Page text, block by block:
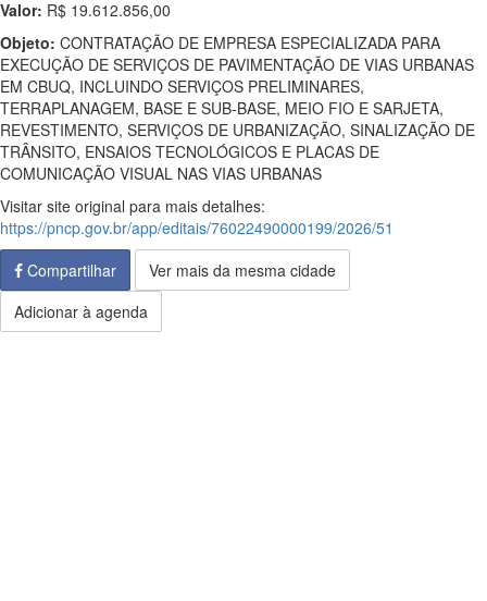
Valor: R$ 19.612.856,00
Objeto: CONTRATAÇÃO DE EMPRESA ESPECIALIZADA PARA
EXECUÇÃO DE SERVIÇOS DE PAVIMENTAÇÃO DE VIAS URBANAS
EM CBUQ, INCLUINDO SERVIÇOS PRELIMINARES,
TERRAPLANAGEM, BASE E SUB-BASE, MEIO FIO E SARJETA,
REVESTIMENTO, SERVIÇOS DE URBANIZAÇÃO, SINALIZAÇÃO DE
TRÂNSITO, ENSAIOS TECNOLÓGICOS E PLACAS DE
COMUNICAÇÃO VISUAL NAS VIAS URBANAS
Visitar site original para mais detalhes:
https://pncp.gov.br/app/editais/76022490000199/2026/51
Compartilhar
Ver mais da mesma cidade
Adicionar à agenda